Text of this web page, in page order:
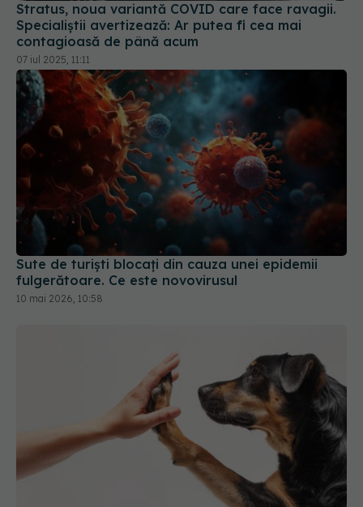
Stratus, noua variantă COVID care face ravagii.
Specialiștii avertizează: Ar putea fi cea mai
contagioasă de până acum
07 iul 2025, 11:11
Sute de turiști blocați din cauza unei epidemii
fulgerătoare. Ce este novovirusul
10 mai 2026, 10:58